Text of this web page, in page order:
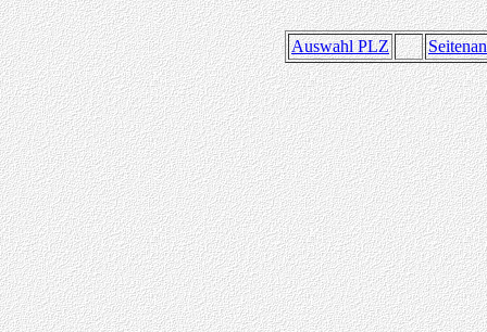
Auswahl PLZ